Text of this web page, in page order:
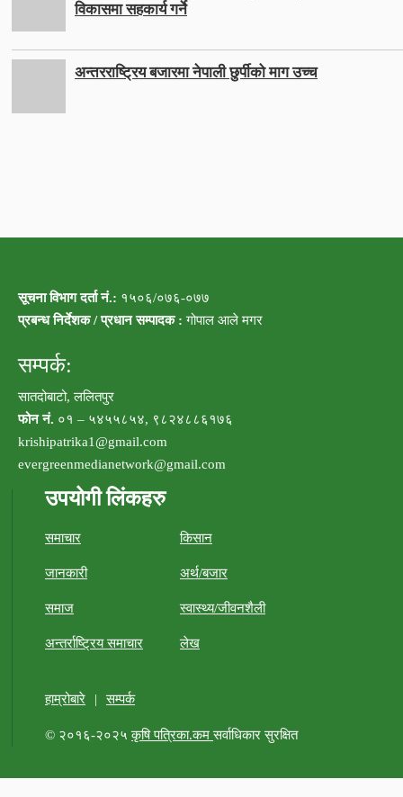
विकासमा सहकार्य गर्ने
अन्तरराष्ट्रिय बजारमा नेपाली छुर्पीको माग उच्च
सूचना विभाग दर्ता नं.: १५०६/०७६-०७७
प्रबन्ध निर्देशक / प्रधान सम्पादक : गोपाल आले मगर
सम्पर्क:
सातदोबाटो, ललितपुर
फोन नं. ०१ – ५४५५८५४, ९८२४८८६१७६
krishipatrika1@gmail.com
evergreenmedianetwork@gmail.com
उपयोगी लिंकहरु
समाचार किसान
जानकारी अर्थ/बजार
समाज स्वास्थ्य/जीवनशैली
अन्तर्राष्ट्रिय समाचार लेख
हाम्रोबारे | सम्पर्क
© २०१६-२०२५कृषि पत्रिका.कमसर्वाधिकार सुरक्षित